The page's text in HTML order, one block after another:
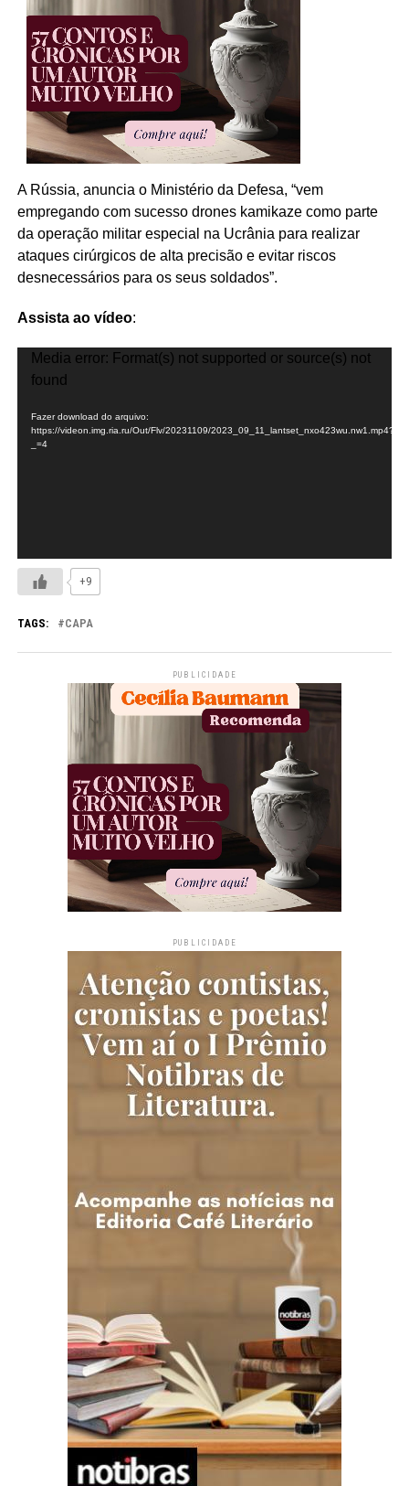
A Rússia, anuncia o Ministério da Defesa, “vem
empregando com sucesso drones kamikaze como parte
da operação militar especial na Ucrânia para realizar
ataques cirúrgicos de alta precisão e evitar riscos
desnecessários para os seus soldados”.
Assista ao vídeo:
Tocador
Media error: Format(s) not supported or source(s) not
found
Fazer download do arquivo:
https://videon.img.ria.ru/Out/Flv/20231109/2023_09_11_lantset_nxo423wu.nw1.mp4?
_=4
+9
TAGS: CAPA
PUBLICIDADE
PUBLICIDADE